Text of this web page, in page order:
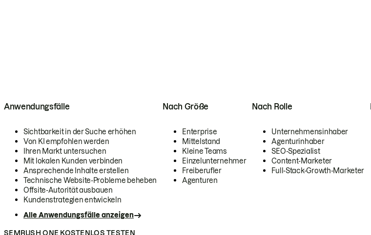
Anwendungsfälle
Sichtbarkeit in der Suche erhöhen
Von KI empfohlen werden
Ihren Markt untersuchen
Mit lokalen Kunden verbinden
Ansprechende Inhalte erstellen
Technische Website-Probleme beheben
Offsite-Autorität ausbauen
Kundenstrategien entwickeln
Alle Anwendungsfälle anzeigen
Nach Größe
Enterprise
Mittelstand
Kleine Teams
Einzelunternehmer
Freiberufler
Agenturen
Nach Rolle
Unternehmensinhaber
Agenturinhaber
SEO-Spezialist
Content-Marketer
Full-Stack-Growth-Marketer
SEMRUSH ONE KOSTENLOS TESTEN